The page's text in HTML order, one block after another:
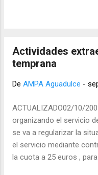
impresión
les informaremos del
desarrollar este año:
Navidad. ¡Les esperamos!
Actividades
temprana
De AMPA Aguadulce -
ACTUALIZADO02/10/
organizando el servicio
se va a regularizar la
el servicio mediante
la cuota a 25 euros ,